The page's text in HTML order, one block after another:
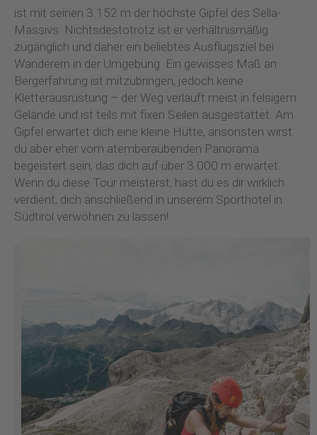
ist mit seinen 3.152 m der höchste Gipfel des Sella-
Massivs. Nichtsdestotrotz ist er verhältnismäßig
zugänglich und daher ein beliebtes Ausflugsziel bei
Wanderern in der Umgebung. Ein gewisses Maß an
Bergerfahrung ist mitzubringen, jedoch keine
Kletterausrüstung – der Weg verläuft meist in felsigem
Gelände und ist teils mit fixen Seilen ausgestattet. Am
Gipfel erwartet dich eine kleine Hütte, ansonsten wirst
du aber eher vom atemberaubenden Panorama
begeistert sein, das dich auf über 3.000 m erwartet.
Wenn du diese Tour meisterst, hast du es dir wirklich
verdient, dich anschließend in unserem Sporthotel in
Südtirol verwöhnen zu lassen!